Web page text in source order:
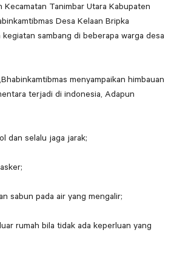
Tanimbar Utara Kabupaten
Desa Kelaan Bripka
kegiatan sambang di beberapa warga desa
menyampaikan himbauan
terjadi di indonesia, Adapun
dan selalu jaga jarak;
sabun pada air yang mengalir;
rumah bila tidak ada keperluan yang